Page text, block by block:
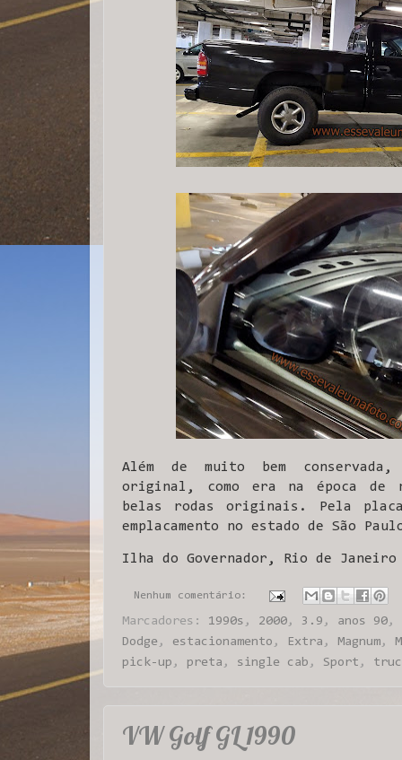
Além de muito bem conservada,
original, como era na época de
belas rodas originais. Pela
emplacamento no estado de São
Ilha do Governador, Rio de
Nenhum comentário:
Marcadores: 1990s , 2000 , 3.9 , anos 90 ,
Dodge , estacionamento , Extra , Magnum ,
pick-up , preta , single cab , Sport ,
VW Golf GL 1990